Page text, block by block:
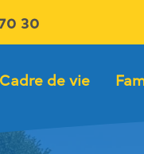
30
Cadre de vie